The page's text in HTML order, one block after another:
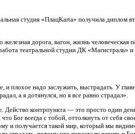
студия «ПлацKarta» получила диплом
дорога, вагон, жизнь человеческая
театральной студии ДК
и плохое надо заслужить, выстрадать. У
а я дотянулся, но я все равно страдал».
Действо контрпункта — это просто один
Бог всегда с тобой, оттолкнуть от себя
и получается такой мир, который мы